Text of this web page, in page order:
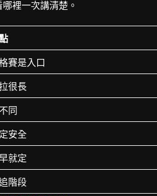
裡一次講清楚。
賽是入口
很長
同
安全
就定
階段